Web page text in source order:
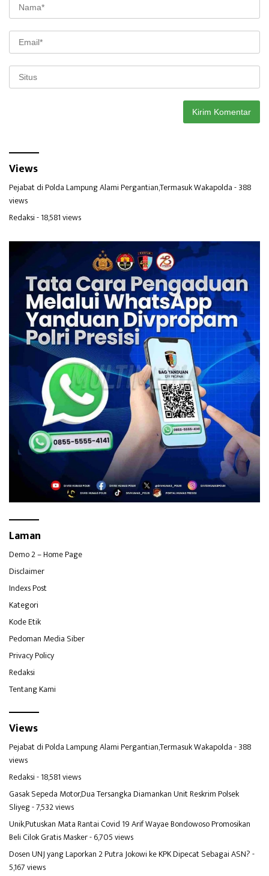
Views
Pejabat di Polda Lampung Alami Pergantian,Termasuk Wakapolda- 388
views
Redaksi- 18,581 views
Laman
Demo 2 – Home Page
Disclaimer
Indexs Post
Kategori
Kode Etik
Pedoman Media Siber
Privacy Policy
Redaksi
Tentang Kami
Views
Pejabat di Polda Lampung Alami Pergantian,Termasuk Wakapolda- 388
views
Redaksi- 18,581 views
Gasak Sepeda Motor,Dua Tersangka Diamankan Unit Reskrim Polsek
Sliyeg- 7,532 views
Unik,Putuskan Mata Rantai Covid 19 Arif Wayae Bondowoso Promosikan
Beli Cilok Gratis Masker- 6,705 views
Dosen UNJ yang Laporkan 2 Putra Jokowi ke KPK Dipecat Sebagai ASN?-
5,167 views